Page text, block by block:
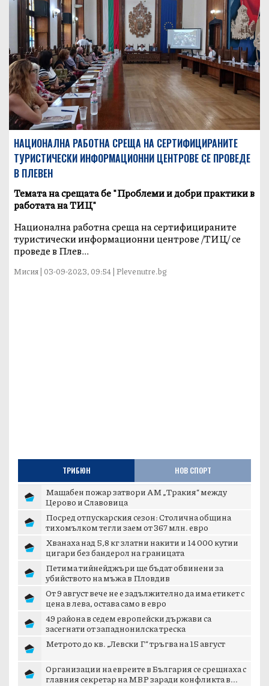
НАЦИОНАЛНА РАБОТНА СРЕЩА НА СЕРТИФИЦИРАНИТЕ
ТУРИСТИЧЕСКИ ИНФОРМАЦИОННИ ЦЕНТРОВЕ СЕ ПРОВЕДЕ
В ПЛЕВЕН
Темата на срещата бе "Проблеми и добри практики в
работата на ТИЦ"
Национална работна среща на сертифицираните
туристически информационни центрове /ТИЦ/ се
проведе в Плев...
Мисия | 03-09-2023, 09:54 | Plevenutre.bg
ТРИБЮН НОВ СПОРТ
Мащабен пожар затвори АМ „Тракия“ между
Церово и Славовица
Посред отпускарския сезон: Столична община
тихомълком тегли заем от 367 млн. евро
Хванаха над 5,8 кг златни накити и 14 000 кутии
цигари без бандерол на границата
Петима тийнейджъри ще бъдат обвинени за
убийството на мъжа в Пловдив
От 9 август вече не е задължително да има етикет с
цена в лева, остава само в евро
49 района в седем европейски държави са
засегнати от западнонилска треска
Метрото до кв. „Левски Г“ тръгва на 15 август
Организации на евреите в България се срещнаха с
главния секретар на МВР заради конфликта в...